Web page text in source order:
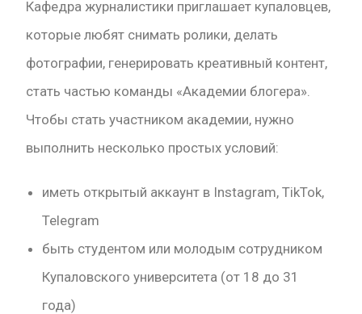
Кафедра журналистики приглашает купаловцев,
которые любят снимать ролики, делать
фотографии, генерировать креативный контент,
стать частью команды «Академии блогера».
Чтобы стать участником академии, нужно
выполнить несколько простых условий:
иметь открытый аккаунт в Instagram, TikTok,
Telegram
быть студентом или молодым сотрудником
Купаловского университета (от 18 до 31
года)